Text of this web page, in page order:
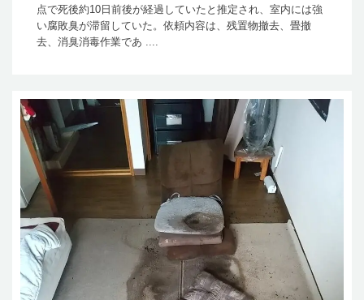
点で死後約10日前後が経過していたと推定され、室内には強
い腐敗臭が滞留していた。依頼内容は、残置物撤去、畳撤
去、消臭消毒作業であ ....